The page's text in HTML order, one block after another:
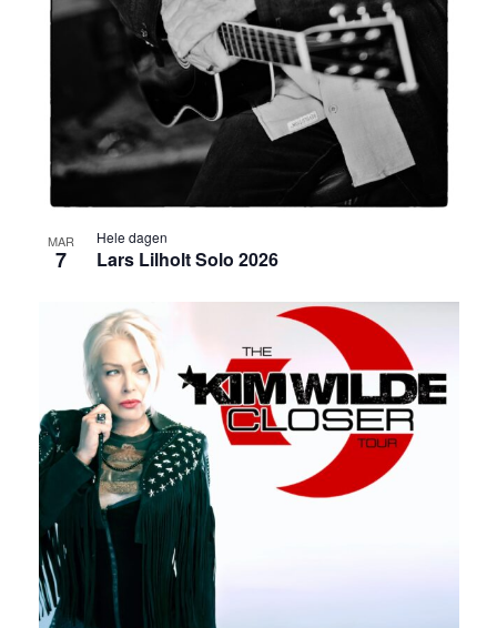
MAR
7
Hele dagen
Lars Lilholt Solo 2026